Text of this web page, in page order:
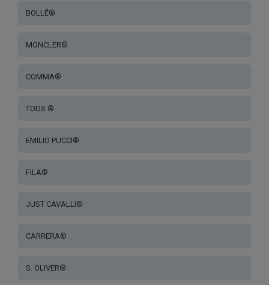
BOLLÉ®
MONCLER®
COMMA®
TODS ®
EMILIO PUCCI®
FILA®
JUST CAVALLI®
CARRERA®
S. OLIVER®